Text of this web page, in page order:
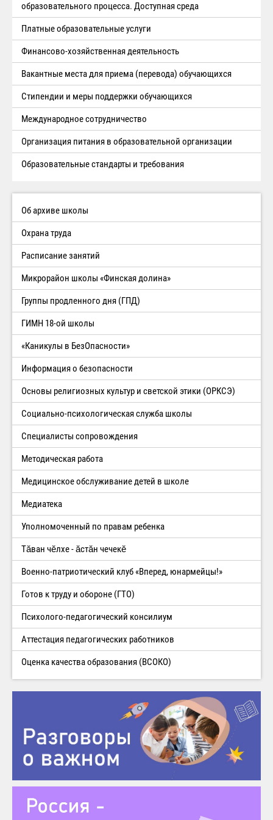
образовательного процесса. Доступная среда
Платные образовательные услуги
Финансово-хозяйственная деятельность
Вакантные места для приема (перевода) обучающихся
Стипендии и меры поддержки обучающихся
Международное сотрудничество
Организация питания в образовательной организации
Образовательные стандарты и требования
Об архиве школы
Охрана труда
Расписание занятий
Микрорайон школы «Финская долина»
Группы продленного дня (ГПД)
ГИМН 18-ой школы
«Каникулы в БезОпасности»
Информация о безопасности
Основы религиозных культур и светской этики (ОРКСЭ)
Социально-психологическая служба школы
Специалисты сопровождения
Методическая работа
Медицинское обслуживание детей в школе
Медиатека
Уполномоченный по правам ребенка
Тăван чĕлхе - ăстăн чечекĕ
Военно-патриотический клуб «Вперед, юнармейцы!»
Готов к труду и обороне (ГТО)
Психолого-педагогический консилиум
Аттестация педагогических работников
Оценка качества образования (ВСОКО)